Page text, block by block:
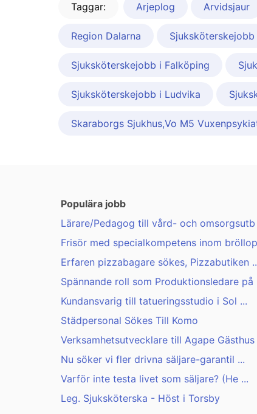
Taggar: Arjeplog Arvidsjaur
Region Dalarna Sjuksköterskejobb
Sjuksköterskejobb i Falköping
Sjuksköterskejobb i Ludvika
Skaraborgs Sjukhus,Vo M5
Populära jobb
Lärare/Pedagog till vård- och omsorgsutb
Frisör med specialkompetens inom
Erfaren pizzabagare sökes, Pizzabutiken
Spännande roll som Produktionsledare på
Kundansvarig till tatueringsstudio i Sol ...
Städpersonal Sökes Till Komo
Verksamhetsutvecklare till Agape Gästhus
Nu söker vi fler drivna säljare-garantil ...
Varför inte testa livet som säljare? (He ...
Leg. Sjuksköterska - Höst i Torsby